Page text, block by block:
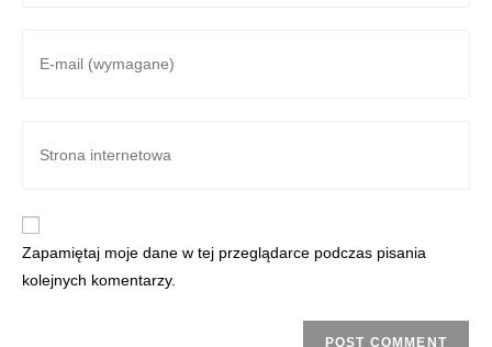
Zapamiętaj moje dane w tej przeglądarce podczas pisania
kolejnych komentarzy.